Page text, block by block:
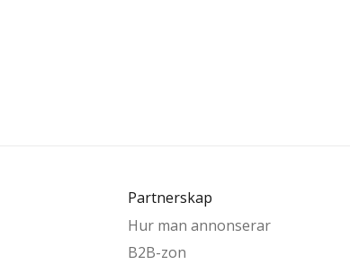
Partnerskap
Hur man annonserar
B2B-zon